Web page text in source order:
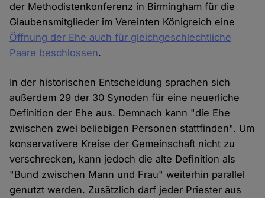
der Methodistenkonferenz in Birmingham für die
Glaubensmitglieder im Vereinten Königreich eine
Öffnung der Ehe auch für gleichgeschlechtliche
Paare beschlossen.
In der historischen Entscheidung sprachen sich
außerdem 29 der 30 Synoden für eine neuerliche
Definition der Ehe aus. Demnach kann "die Ehe
zwischen zwei beliebigen Personen stattfinden". Um
konservativere Kreise der Gemeinschaft nicht zu
verschrecken, kann jedoch die alte Definition als
"Bund zwischen Mann und Frau" weiterhin parallel
genutzt werden. Zusätzlich darf jeder Priester aus